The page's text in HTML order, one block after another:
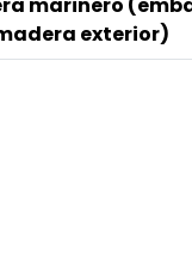
marinero
exterior)